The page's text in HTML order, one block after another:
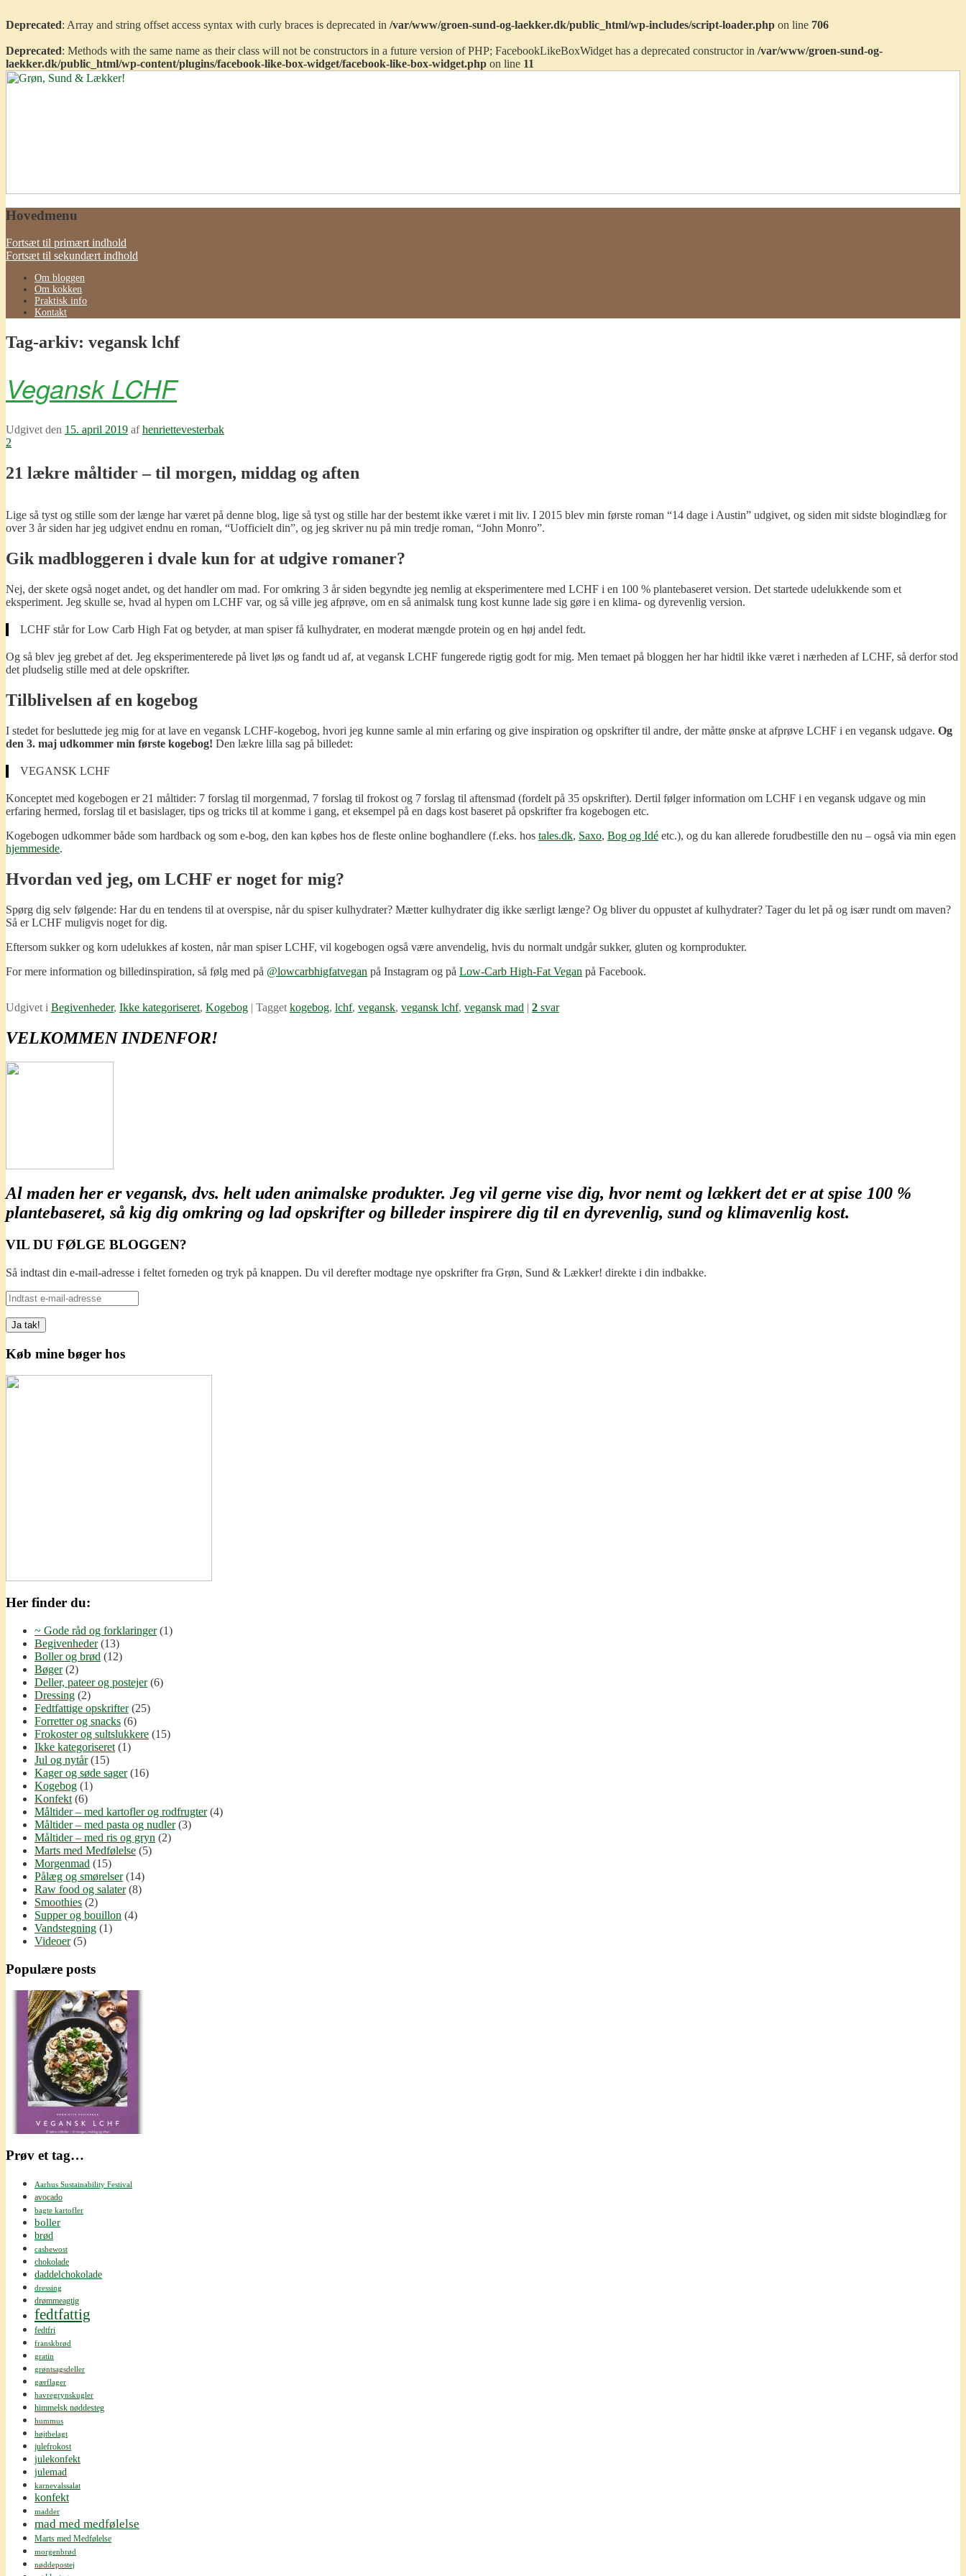
Deprecated: Array and string offset access syntax with curly braces is deprecated in /var/www/groen-sund-og-laekker.dk/public_html/wp-includes/script-loader.php on line 706
Deprecated: Methods with the same name as their class will not be constructors in a future version of PHP; FacebookLikeBoxWidget has a deprecated constructor in /var/www/groen-sund-og-
laekker.dk/public_html/wp-content/plugins/facebook-like-box-widget/facebook-like-box-widget.php on line 11
Hovedmenu
Fortsæt til primært indhold
Fortsæt til sekundært indhold
Om bloggen
Om kokken
Praktisk info
Kontakt
Tag-arkiv: vegansk lchf
Vegansk LCHF
Udgivet den 15. april 2019 afhenriettevesterbak
2
21 lækre måltider – til morgen, middag og aften
Lige så tyst og stille som der længe har været på denne blog, lige så tyst og stille har der bestemt ikke været i mit liv. I 2015 blev min første roman “14 dage i Austin” udgivet, og siden mit sidste blogindlæg for
over 3 år siden har jeg udgivet endnu en roman, “Uofficielt din”, og jeg skriver nu på min tredje roman, “John Monro”.
Gik madbloggeren i dvale kun for at udgive romaner?
Nej, der skete også noget andet, og det handler om mad. For omkring 3 år siden begyndte jeg nemlig at eksperimentere med LCHF i en 100 % plantebaseret version. Det startede udelukkende som et
eksperiment. Jeg skulle se, hvad al hypen om LCHF var, og så ville jeg afprøve, om en så animalsk tung kost kunne lade sig gøre i en klima- og dyrevenlig version.
LCHF står for Low Carb High Fat og betyder, at man spiser få kulhydrater, en moderat mængde protein og en høj andel fedt.
Og så blev jeg grebet af det. Jeg eksperimenterede på livet løs og fandt ud af, at vegansk LCHF fungerede rigtig godt for mig. Men temaet på bloggen her har hidtil ikke været i nærheden af LCHF, så derfor stod
det pludselig stille med at dele opskrifter.
Tilblivelsen af en kogebog
I stedet for besluttede jeg mig for at lave en vegansk LCHF-kogebog, hvori jeg kunne samle al min erfaring og give inspiration og opskrifter til andre, der måtte ønske at afprøve LCHF i en vegansk udgave. Og
den 3. maj udkommer min første kogebog! Den lækre lilla sag på billedet:
VEGANSK LCHF
Konceptet med kogebogen er 21 måltider: 7 forslag til morgenmad, 7 forslag til frokost og 7 forslag til aftensmad (fordelt på 35 opskrifter). Dertil følger information om LCHF i en vegansk udgave og min
erfaring hermed, forslag til et basislager, tips og tricks til at komme i gang, et eksempel på en dags kost baseret på opskrifter fra kogebogen etc.
Kogebogen udkommer både som hardback og som e-bog, den kan købes hos de fleste online boghandlere (f.eks. hos tales.dk, Saxo, Bog og Idé etc.), og du kan allerede forudbestille den nu – også via min egen
hjemmeside.
Hvordan ved jeg, om LCHF er noget for mig?
Spørg dig selv følgende: Har du en tendens til at overspise, når du spiser kulhydrater? Mætter kulhydrater dig ikke særligt længe? Og bliver du oppustet af kulhydrater? Tager du let på og især rundt om maven?
Så er LCHF muligvis noget for dig.
Eftersom sukker og korn udelukkes af kosten, når man spiser LCHF, vil kogebogen også være anvendelig, hvis du normalt undgår sukker, gluten og kornprodukter.
For mere information og billedinspiration, så følg med på @lowcarbhigfatvegan på Instagram og på Low-Carb High-Fat Vegan på Facebook.
Udgivet i Begivenheder, Ikke kategoriseret, Kogebog | Tagget kogebog, lchf, vegansk, vegansk lchf, vegansk mad | 2 svar
VELKOMMEN INDENFOR!
Al maden her ervegansk, dvs. helt uden animalske produkter. Jeg vil gerne vise dig, hvor nemt og lækkert det er at spise 100 %
plantebaseret, så kig dig omkring og lad opskrifter og billeder inspirere dig til en dyrevenlig, sund og klimavenlig kost.
VIL DU FØLGE BLOGGEN?
Så indtast din e-mail-adresse i feltet forneden og tryk på knappen. Du vil derefter modtage nye opskrifter fra Grøn, Sund & Lækker! direkte i din indbakke.
Indtast
e-
mail-
adresse
Køb mine bøger hos
Her finder du:
~ Gode råd og forklaringer(1)
Begivenheder(13)
Boller og brød (12)
Bøger(2)
Deller, pateer og postejer(6)
Dressing (2)
Fedtfattige opskrifter(25)
Forretter og snacks (6)
Frokoster og sultslukkere (15)
Ikke kategoriseret (1)
Jul og nytår(15)
Kager og søde sager(16)
Kogebog (1)
Konfekt (6)
Måltider – med kartofler og rodfrugter(4)
Måltider – med pasta og nudler(3)
Måltider – med ris og gryn (2)
Marts med Medfølelse (5)
Morgenmad (15)
Pålæg og smørelser(14)
Raw food og salater(8)
Smoothies (2)
Supper og bouillon (4)
Vandstegning (1)
Videoer(5)
Populære posts
Prøv et tag…
Aarhus Sustainability Festival
avocado
bagte kartofler
boller
brød
cashewost
chokolade
daddelchokolade
dressing
drømmeagtig
fedtfattig
fedtfri
franskbrød
gratin
grøntsagsdeller
gærflager
havregrynskugler
himmelsk nøddesteg
hummus
højtbelagt
julefrokost
julekonfekt
julemad
karnevalssalat
konfekt
madder
mad med medfølelse
Marts med Medfølelse
morgenbrød
nøddepostej